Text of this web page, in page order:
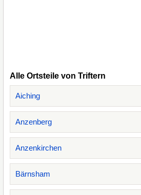
Alle Ortsteile von Triftern
Aiching
Anzenberg
Anzenkirchen
Bärnsham